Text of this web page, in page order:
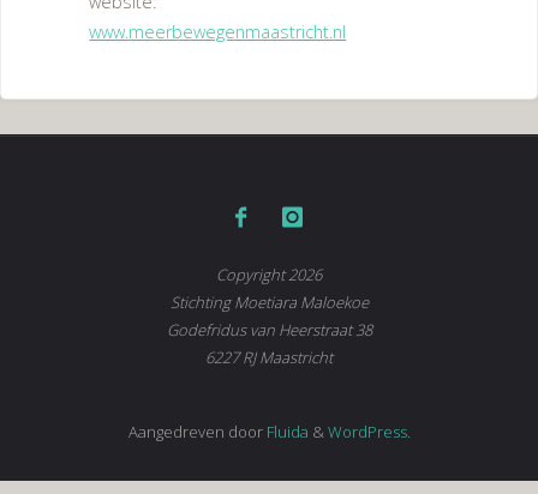
www.meerbewegenmaastricht.nl
Copyright 2026
Stichting Moetiara Maloekoe
Godefridus van Heerstraat 38
6227 RJ Maastricht
Aangedreven doorFluida &WordPress.